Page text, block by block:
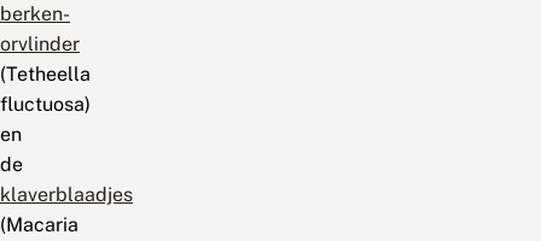
berken-
orvlinder
(Tetheella
fluctuosa)
en
de
klaverblaadjes
(Macaria